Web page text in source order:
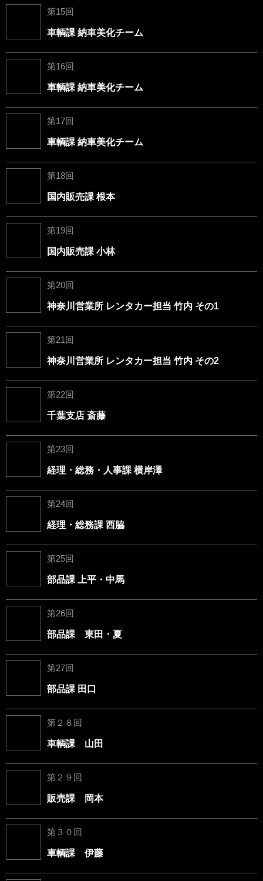
第15回
車輌課 納車美化チーム
第16回
車輌課 納車美化チーム
第17回
車輌課 納車美化チーム
第18回
国内販売課 根本
第19回
国内販売課 小林
第20回
神奈川営業所 レンタカー担当 竹内 その1
第21回
神奈川営業所 レンタカー担当 竹内 その2
第22回
千葉支店 斎藤
第23回
経理・総務・人事課 横岸澤
第24回
経理・総務課 西脇
第25回
部品課 上平・中馬
第26回
部品課 東田・夏
第27回
部品課 田口
第２８回
車輌課 山田
第２９回
販売課 岡本
第３０回
車輌課 伊藤